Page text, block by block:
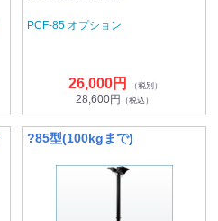
PCF-85 オプション
26,000円 （税別）
28,600円 （税込）
?85型(100kgまで)